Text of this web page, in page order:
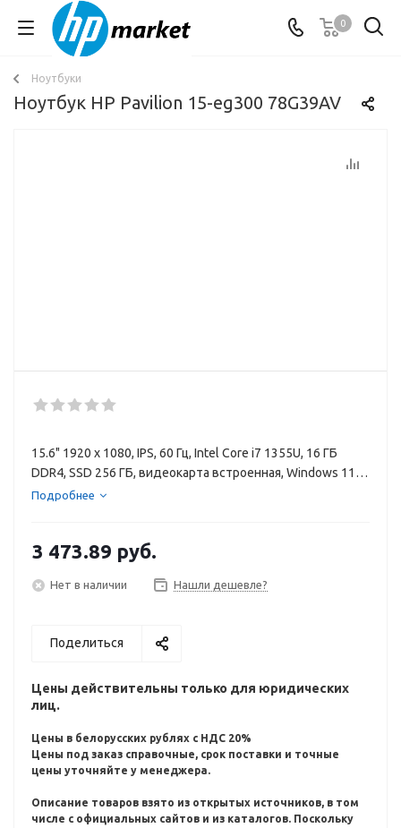
0
Ноутбуки
Ноутбук HP Pavilion 15-eg300 78G39AV
15.6" 1920 x 1080, IPS, 60 Гц, Intel Core i7 1355U, 16 ГБ
DDR4, SSD 256 ГБ, видеокарта встроенная, Windows 11
Home, цвет крышки золотистый, аккумулятор 41 Вт·ч
Подробнее
3 473.89 руб.
Нет в наличии Нашли дешевле?
Поделиться
Цены действительны только для юридических
лиц.
Цены в белорусских рублях с НДС 20%
Цены под заказ справочные, срок поставки и точные
цены уточняйте у менеджера.
Описание товаров взято из открытых источников, в том
числе с официальных сайтов и из каталогов. Поскольку